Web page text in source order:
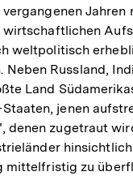
Jahren
wirtschaftlichen
weltpolitisch
Neben Russland,
Land
jenen
denen zugetraut
mittelfristig zu